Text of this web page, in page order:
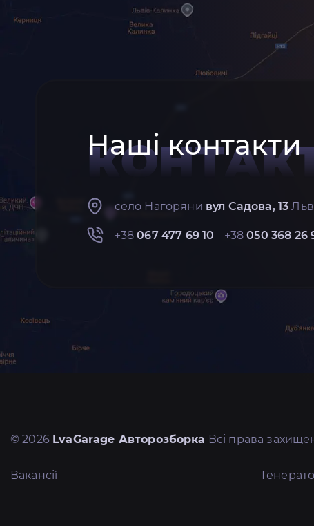
Наші контакти
село Нагоряни вул Садова, 13
+38067 477 69 10 +38050 368 26
© 2026 LvaGarage Авторозборка Всі права
Вакансії